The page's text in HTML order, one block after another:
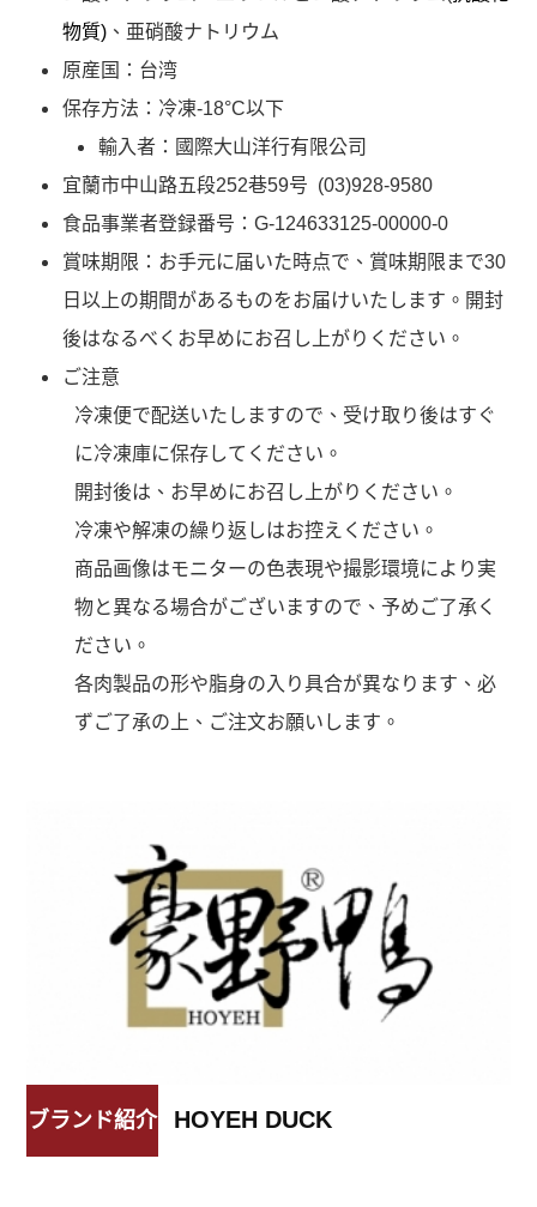
物質) 、亜硝酸ナトリウム
原産国：台湾
保存方法：冷凍-18°C以下
輸入者：國際大山洋行有限公司
宜蘭市中山路五段252巷59号 (03)928-9580
食品事業者登録番号：G-124633125-00000-0
賞味期限：お手元に届いた時点で、賞味期限まで30
日以上の期間があるものをお届けいたします。開封
後はなるべくお早めにお召し上がりください。
ご注意
冷凍便で配送いたしますので、受け取り後はすぐ
に冷凍庫に保存してください。
開封後は、お早めにお召し上がりください。
冷凍や解凍の繰り返しはお控えください。
商品画像はモニターの色表現や撮影環境により実
物と異なる場合がございますので、予めご了承く
ださい。
各肉製品の形や脂身の入り具合が異なります、必
ずご了承の上、ご注文お願いします。
ブランド紹介 HOYEH DUCK